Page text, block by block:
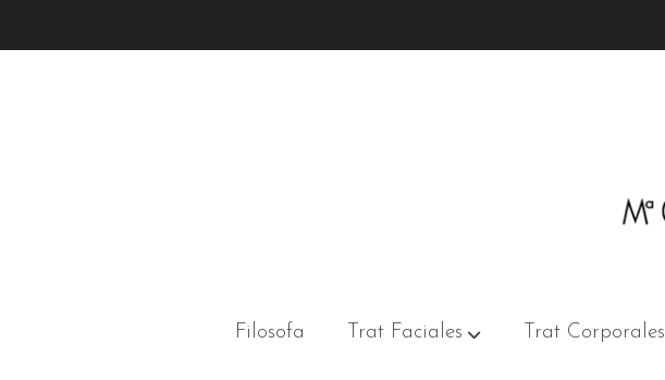
Filosofa Trat Faciales Trat Corporales
INHIBIT HIGH DEFINITION LIFTING CREAM